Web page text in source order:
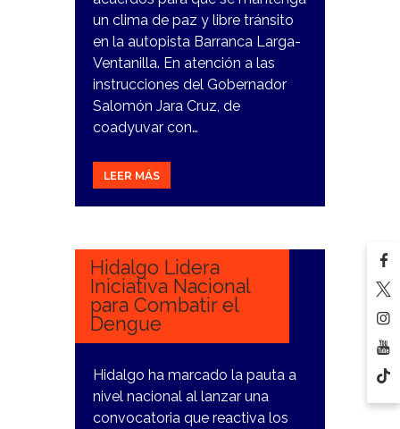
un clima de paz y libre tránsito
en la autopista Barranca Larga-
Ventanilla. En atención a las
instrucciones del Gobernador
Salomón Jara Cruz, de
coadyuvar con…
LEER MÁS
23
Hidalgo Lidera
Iniciativa Nacional
para Combatir el
Dengue
Hidalgo ha marcado la pauta a
nivel nacional al lanzar una
convocatoria que reactiva los